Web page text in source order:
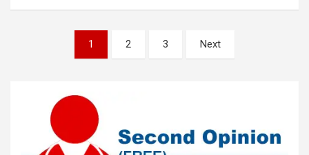
pagination
1 2 3 Next